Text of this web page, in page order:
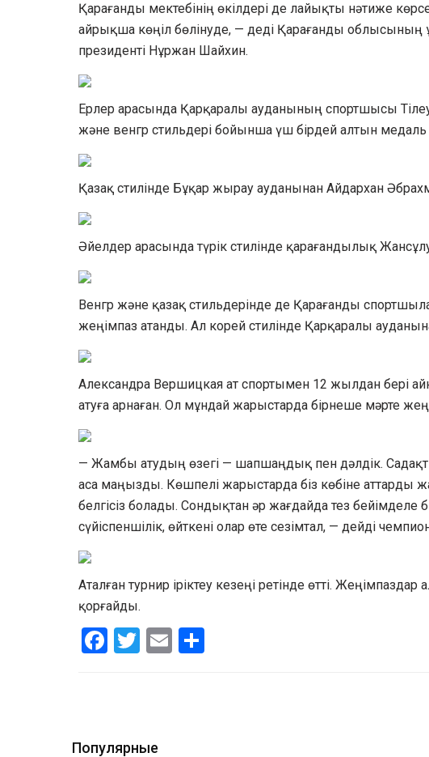
Қарағанды мектебінің өкілдері де лайықты нәтиже
айрықша көңіл бөлінуде, — деді Қарағанды
президенті Нұржан Шайхин.
Ерлер арасында Қарқаралы ауданының спортшысы
және венгр стильдері бойынша үш бірдей алтын медаль
Қазақ стилінде Бұқар жырау ауданынан Айдархан
Әйелдер арасында түрік стилінде қарағандылық
Венгр және қазақ стильдерінде де Қарағанды
жеңімпаз атанды. Ал корей стилінде Қарқаралы
Александра Вершицкая ат спортымен 12 жылдан
атуға арнаған. Ол мұндай жарыстарда бірнеше мәрте
— Жамбы атудың өзегі — шапшаңдық пен дәлдік.
аса маңызды. Көшпелі жарыстарда біз көбіне аттарды
белгісіз болады. Сондықтан әр жағдайда тез
сүйіспеншілік, өйткені олар өте сезімтал, — дейді
Аталған турнир іріктеу кезеңі ретінде өтті.
қорғайды.
Facebook
Twitter
Email
Популярные